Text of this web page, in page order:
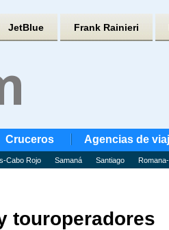
JetBlue Frank Rainieri
Cruceros Agencias de
Cabo Rojo Samaná Santiago
touroperadores